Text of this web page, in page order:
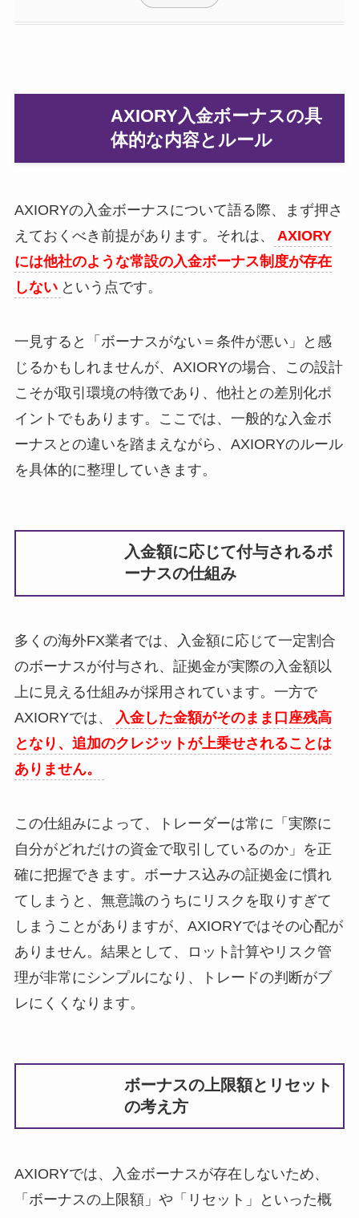
AXIORY入金ボーナスの具
体的な内容とルール
AXIORYの入金ボーナスについて語る際、まず押さ
えておくべき前提があります。それは、
AXIORY
には他社のような常設の入金ボーナス制度が存在
しない という点です。
一見すると「ボーナスがない＝条件が悪い」と感
じるかもしれませんが、AXIORYの場合、この設計
こそが取引環境の特徴であり、他社との差別化ポ
イントでもあります。ここでは、一般的な入金ボ
ーナスとの違いを踏まえながら、AXIORYのルール
を具体的に整理していきます。
入金額に応じて付与されるボ
ーナスの仕組み
多くの海外FX業者では、入金額に応じて一定割合
のボーナスが付与され、証拠金が実際の入金額以
上に見える仕組みが採用されています。一方で
AXIORYでは、
入金した金額がそのまま口座残高
となり、追加のクレジットが上乗せされることは
ありません。
この仕組みによって、トレーダーは常に「実際に
自分がどれだけの資金で取引しているのか」を正
確に把握できます。ボーナス込みの証拠金に慣れ
てしまうと、無意識のうちにリスクを取りすぎて
しまうことがありますが、AXIORYではその心配が
ありません。結果として、ロット計算やリスク管
理が非常にシンプルになり、トレードの判断がブ
レにくくなります。
ボーナスの上限額とリセット
の考え方
AXIORYでは、入金ボーナスが存在しないため、
「ボーナスの上限額」や「リセット」といった概